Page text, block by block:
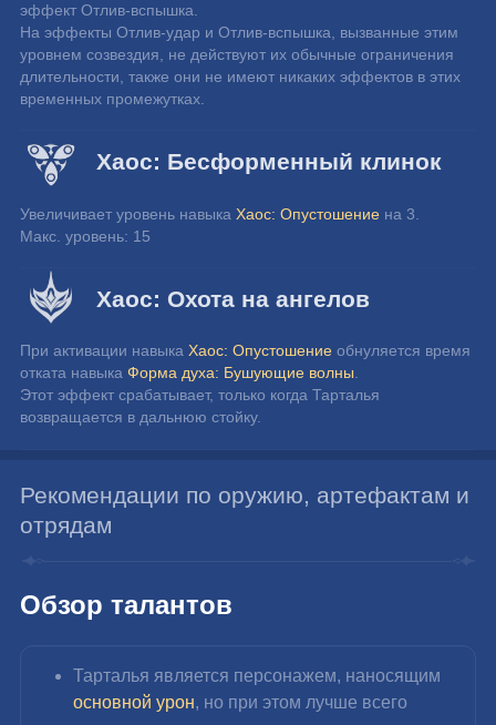
эффект Отлив-вспышка.
На эффекты Отлив-удар и Отлив-вспышка, вызванные этим
уровнем созвездия, не действуют их обычные ограничения
длительности, также они не имеют никаких эффектов в этих
временных промежутках.
Хаос: Бесформенный клинок
Увеличивает уровень навыка Хаос: Опустошение на 3.
Макс. уровень: 15
Хаос: Охота на ангелов
При активации навыка Хаос: Опустошение обнуляется время
отката навыка Форма духа: Бушующие волны
Этот эффект срабатывает, только когда Тарталья
возвращается в дальнюю стойку.
Рекомендации по оружию, артефактам и
отрядам
Обзор талантов
Тарталья является персонажем, наносящим
основной урон, но при этом лучше всего